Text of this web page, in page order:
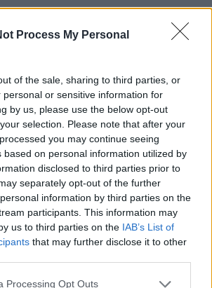
Process My Personal
of the sale, sharing to third parties, or
personal or sensitive information for
by us, please use the below opt-out
selection. Please note that after your
you may continue seeing
based on personal information utilized by
disclosed to third parties prior to
separately opt-out of the further
information by third parties on the
participants. This information may
us to third parties on the IAB’s List of
that may further disclose it to other
Processing Opt Outs
στην ικανότητα
επιμηκύνεται. Δηλαδή
μήκος και στην
των μυών, των
συνδέσμων και των
Τι ασκήσεις να
Ο πιο εύκολος τρόπος
αυξήσετε την ευλυγισία